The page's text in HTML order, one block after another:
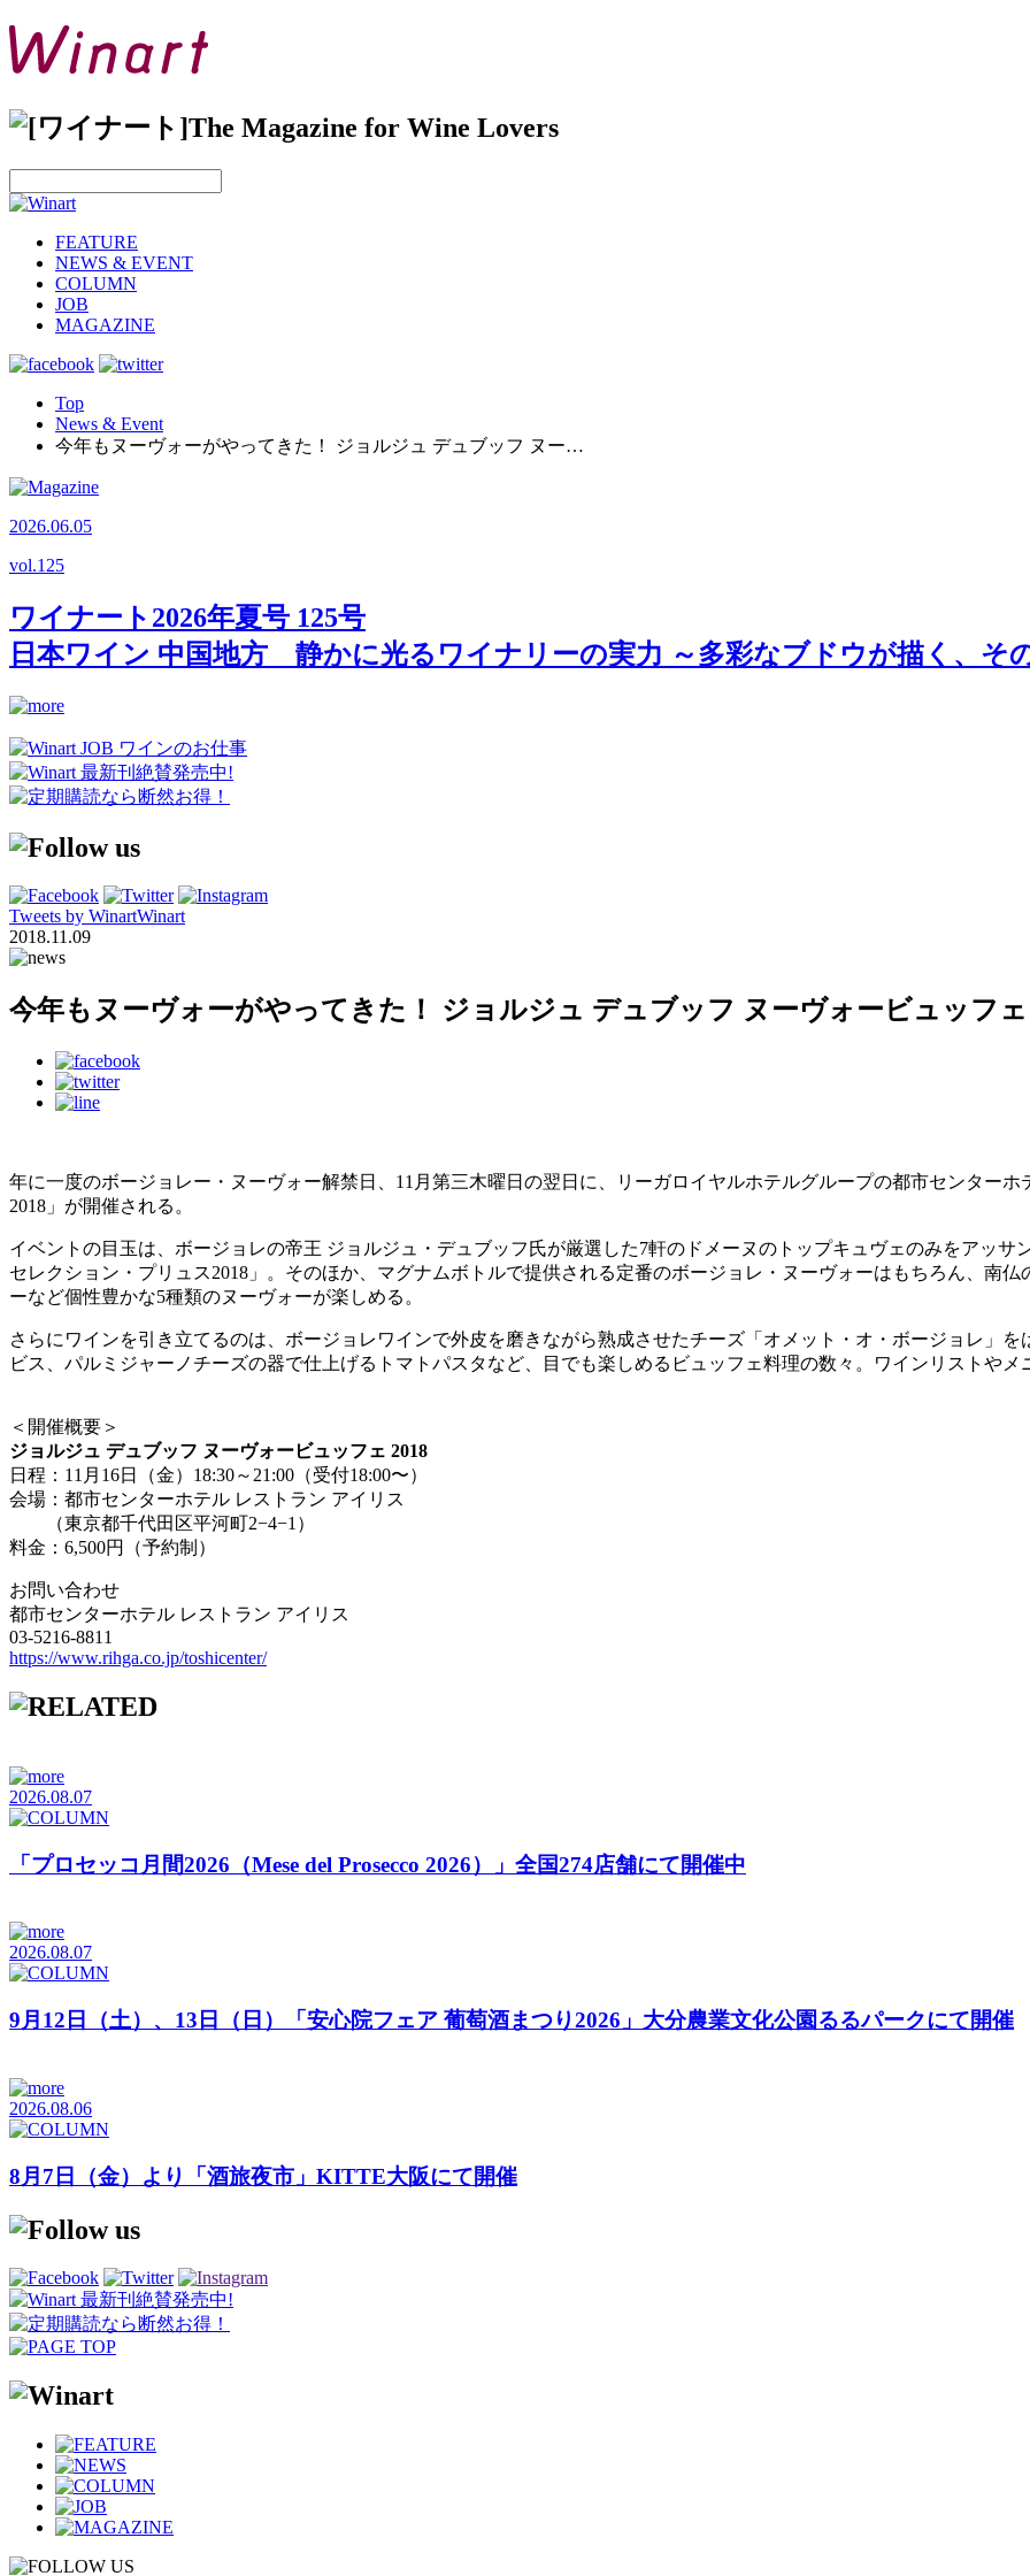
FEATURE
NEWS & EVENT
COLUMN
JOB
MAGAZINE
Top
News & Event
今年もヌーヴォーがやってきた！ ジョルジュ デュブッフ ヌー…
2026.06.05
vol.125
ワイナート2026年夏号 125号
日本ワイン 中国地方 静かに光るワイナリーの実力 ～多彩なブドウが描く、そ
Tweets by WinartWinart
2018.11.09
今年もヌーヴォーがやってきた！ ジョルジュ デュブッフ ヌーヴォービュッフェ
年に一度のボージョレー・ヌーヴォー解禁日、11月第三木曜日の翌日に、リーガロイヤルホテルグループの都市センター
2018」が開催される。
イベントの目玉は、ボージョレの帝王 ジョルジュ・デュブッフ氏が厳選した7軒のドメーヌのトップキュヴェのみをアッ
セレクション・プリュス2018」。そのほか、マグナムボトルで提供される定番のボージョレ・ヌーヴォーはもちろん、南
ーなど個性豊かな5種類のヌーヴォーが楽しめる。
さらにワインを引き立てるのは、ボージョレワインで外皮を磨きながら熟成させたチーズ「オメット・オ・ボージョレ」
ビス、パルミジャーノチーズの器で仕上げるトマトパスタなど、目でも楽しめるビュッフェ料理の数々。ワインリストやメ
＜開催概要＞
ジョルジュ デュブッフ ヌーヴォービュッフェ 2018
日程：11月16日（金）18:30～21:00（受付18:00〜）
会場：都市センターホテル レストラン アイリス
（東京都千代田区平河町2−4−1）
料金：6,500円（予約制）
お問い合わせ
都市センターホテル レストラン アイリス
03-5216-8811
https://www.rihga.co.jp/toshicenter/
2026.08.07
「プロセッコ月間2026（Mese del Prosecco 2026）」全国274店舗にて開催中
2026.08.07
9月12日（土）、13日（日）「安心院フェア 葡萄酒まつり2026」大分農業文化公園るるパークにて開催
2026.08.06
8月7日（金）より「酒旅夜市」KITTE大阪にて開催